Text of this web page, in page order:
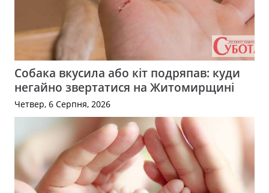
Собака вкусила або кіт подряпав: куди
негайно звертатися на Житомирщині
Четвер, 6 Серпня, 2026